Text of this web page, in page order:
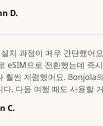
D.
치 과정이 매우 간단했어
eSIM으로 전환했는데 즉
훨씬 저렴했어요. Bonjola
다. 다음 여행 때도 사용할
C.